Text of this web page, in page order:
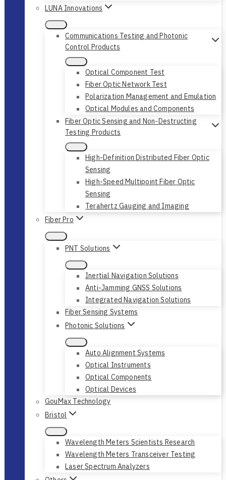
LUNA Innovations
Communications Testing and Photonic
Control Products
Optical Component Test
Fiber Optic Network Test
Polarization Management and Emulation
Optical Modules and Components
Fiber Optic Sensing and Non-Destructing
Testing Products
High-Definition Distributed Fiber Optic
Sensing
High-Speed Multipoint Fiber Optic
Sensing
Terahertz Gauging and Imaging
Fiber Pro
PNT Solutions
Inertial Navigation Solutions
Anti-Jamming GNSS Solutions
Integrated Navigation Solutions
Fiber Sensing Systems
Photonic Solutions
Auto Alignment Systems
Optical Instruments
Optical Components
Optical Devices
GouMax Technology
Bristol
Wavelength Meters Scientists Research
Wavelength Meters Transceiver Testing
Laser Spectrum Analyzers